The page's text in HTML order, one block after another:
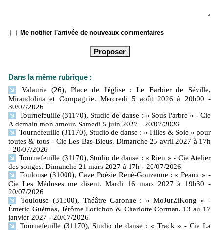
Me notifier l'arrivée de nouveaux commentaires
Dans la même rubrique :
Valaurie (26), Place de l'église : Le Barbier de Séville,
Mirandolina et Compagnie. Mercredi 5 août 2026 à 20h00 -
30/07/2026
Tournefeuille (31170), Studio de danse : « Sous l'arbre » - Cie
A demain mon amour. Samedi 5 juin 2027 - 20/07/2026
Tournefeuille (31170), Studio de danse : « Filles & Soie » pour
toutes & tous - Cie Les Bas-Bleus. Dimanche 25 avril 2027 à 17h
- 20/07/2026
Tournefeuille (31170), Studio de danse : « Rien » - Cie Atelier
des songes. Dimanche 21 mars 2027 à 17h - 20/07/2026
Toulouse (31000), Cave Poésie René-Gouzenne : « Peaux » -
Cie Les Méduses me disent. Mardi 16 mars 2027 à 19h30 -
20/07/2026
Toulouse (31300), Théâtre Garonne : « MoJurZiKong » -
Émeric Guémas, Jérôme Lorichon & Charlotte Corman. 13 au 17
janvier 2027 - 20/07/2026
Tournefeuille (31170), Studio de danse : « Track » - Cie La